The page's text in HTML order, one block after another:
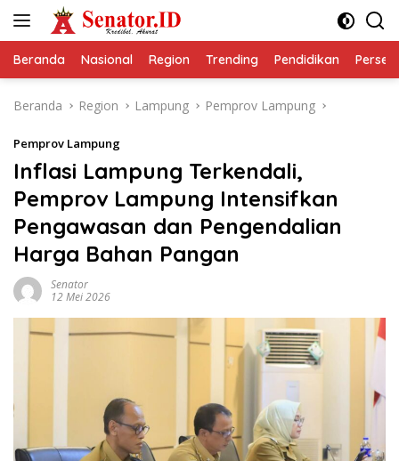
Beranda Nasional Region Trending Pendidikan
Beranda Region Lampung Pemprov Lampung
Pemprov Lampung
Inflasi Lampung Terkendali,
Pemprov Lampung Intensifkan
Pengawasan dan Pengendalian
Harga Bahan Pangan
Senator
12 Mei 2026